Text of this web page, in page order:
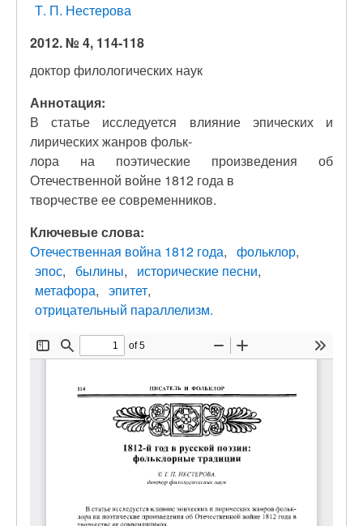
Т. П. Нестерова
2012. № 4, 114-118
доктор филологических наук
Аннотация:
В статье исследуется влияние эпических и
лирических жанров фольк-
лора на поэтические произведения об
Отечественной войне 1812 года в
творчестве ее современников.
Ключевые слова:
Отечественная война 1812 года
фольклор
эпос
былины
исторические песни
метафора
эпитет
отрицательный параллелизм.